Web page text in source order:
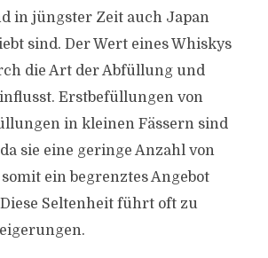
in jüngster Zeit auch Japan
sind. Der Wert eines Whiskys
die Art der Abfüllung und
Erstbefüllungen von
in kleinen Fässern sind
sie eine geringe Anzahl von
ein begrenztes Angebot
Seltenheit führt oft zu